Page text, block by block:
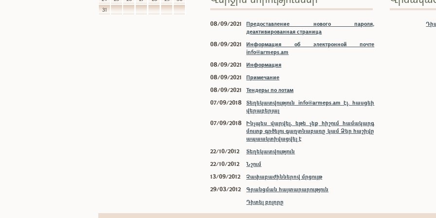
31
08/09/2021
Предоставление нового пароля,
деактивированная страница
08/09/2021
Информация об электронной почте
info@armeps.am
08/09/2021
Информация
08/09/2021
Примечание
08/09/2021
Тендеры по лотам
07/09/2018
Տեղեկատվություն info@armeps.am էլ. հասցեի
վերաբերյալ
07/09/2018
Ինչպես վարվել, եթե չեք հիշում համակարգ
մուտք գրծելու գաղտնաբառը կամ Ձեր հաշիվը
ապաակտիվացվել է
22/10/2012
Տեղեկատվություն
22/10/2012
Նշում
13/09/2012
Չափաբաժիններով մրցույթ
29/03/2012
Գրանցման հայտարարություն
Դիտել բոլորը